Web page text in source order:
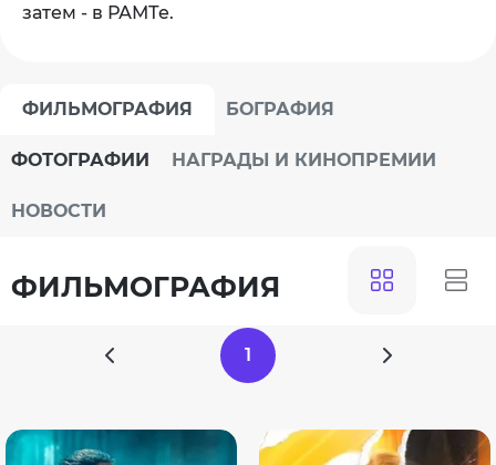
затем - в РАМТе.
ФИЛЬМОГРАФИЯ БОГРАФИЯ
ФОТОГРАФИИ НАГРАДЫ И КИНОПРЕМИИ
НОВОСТИ
ФИЛЬМОГРАФИЯ
1